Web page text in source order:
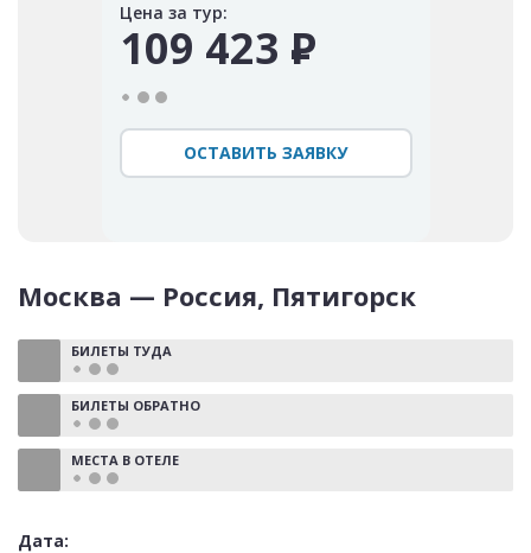
Москва — Россия, Пятигорск
БИЛЕТЫ ТУДА
БИЛЕТЫ ОБРАТНО
МЕСТА В ОТЕЛЕ
Дата:
Цена за тур:
109 423 Р
ОСТАВИТЬ ЗАЯВКУ